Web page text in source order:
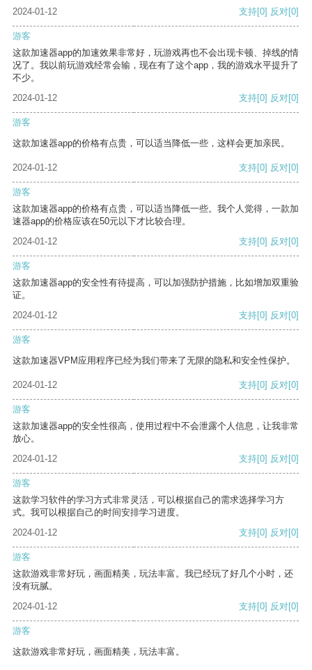
2024-01-12 支持[0] 反对[0]
游客
这款加速器app的加速效果非常好，玩游戏再也不会出现卡顿、掉线的情
况了。我以前玩游戏经常会输，现在有了这个app，我的游戏水平提升了
不少。
2024-01-12
支持[0] 反对[0]
游客
这款加速器app的价格有点贵，可以适当降低一些，这样会更加亲民。
2024-01-12 支持[0] 反对[0]
游客
这款加速器app的价格有点贵，可以适当降低一些。我个人觉得，一款加
速器app的价格应该在50元以下才比较合理。
2024-01-12
支持[0] 反对[0]
游客
这款加速器app的安全性有待提高，可以加强防护措施，比如增加双重验
证。
2024-01-12
支持[0] 反对[0]
游客
这款加速器VPM应用程序已经为我们带来了无限的隐私和安全性保护。
2024-01-12 支持[0] 反对[0]
游客
这款加速器app的安全性很高，使用过程中不会泄露个人信息，让我非常
放心。
2024-01-12
支持[0] 反对[0]
游客
这款学习软件的学习方式非常灵活，可以根据自己的需求选择学习方
式。我可以根据自己的时间安排学习进度。
2024-01-12
支持[0] 反对[0]
游客
这款游戏非常好玩，画面精美，玩法丰富。我已经玩了好几个小时，还
没有玩腻。
2024-01-12
支持[0] 反对[0]
游客
这款游戏非常好玩，画面精美，玩法丰富。